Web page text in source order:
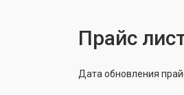
Прайс
Дата обновления